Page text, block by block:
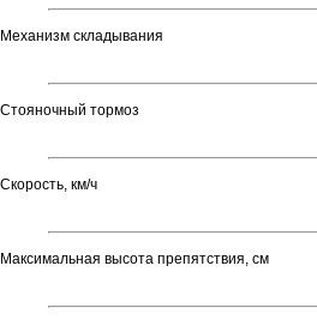
Механизм складывания
Стояночный тормоз
Скорость, км/ч
Максимальная высота препятствия, см